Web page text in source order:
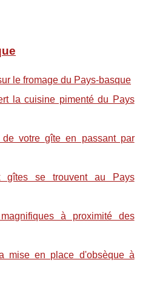
le fromage du Pays-basque
la cuisine pimenté du Pays
de votre gîte en passant par
gîtes se trouvent au Pays
à proximité des
mise en place d'obsèque à